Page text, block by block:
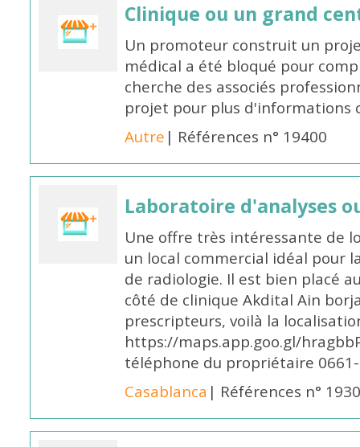
Clinique ou un grand
Un promoteur construit un
médical a été bloqué pour
cherche des associés
projet pour plus d'informations
Autre | Références n° 19400
Laboratoire d'analyses
Une offre très intéressante de
un local commercial idéal pour
de radiologie. Il est bien placé
côté de clinique Akdital Ain
prescripteurs, voilà la
https://maps.app.goo.gl/
téléphone du propriétaire
Casablanca | Références n°